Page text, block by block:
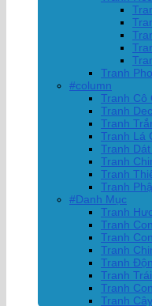
Tranh
#column
Tranh Cô
Tranh
Tranh
Tranh Lá
Tranh
Tranh
Tranh
Tranh
#Danh Mục
Tranh
Tranh
Tranh
Tranh
Tranh
Tranh
Tranh
Tranh Cây